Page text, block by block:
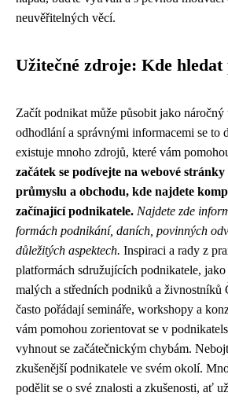
neuvěřitelných věcí.
Užitečné zdroje: Kde hledat
Začít podnikat může působit jako náročný
odhodlání a správnými informacemi se to
existuje mnoho zdrojů, které vám
začátek se podívejte na webové
průmyslu a obchodu, kde najdete
začínající podnikatele. Najdete zde
formách podnikání, daních, povinných
důležitých aspektech. Inspiraci a rady z
platformách sdružujících podnikatele,
malých a středních podniků a živnostníků
často pořádají semináře, workshopy a
vám pomohou zorientovat se v
vyhnout se začátečnickým chybám.
zkušenější podnikatele ve svém okolí.
podělit se o své znalosti a zkušenosti, ať